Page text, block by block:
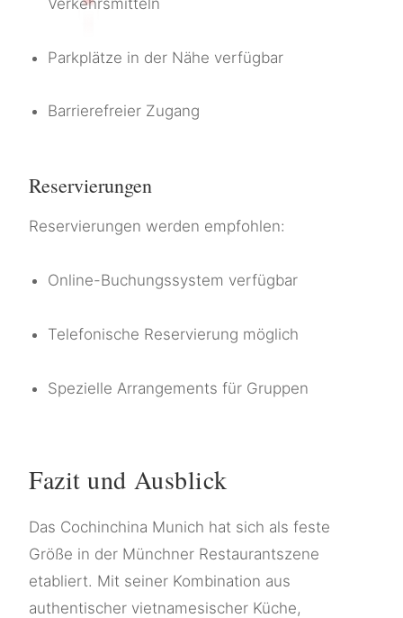
Parkplätze in der Nähe verfügbar
Barrierefreier Zugang
Reservierungen
Reservierungen werden empfohlen:
Online-Buchungssystem verfügbar
Telefonische Reservierung möglich
Spezielle Arrangements für Gruppen
Fazit und Ausblick
Das Cochinchina Munich hat sich als feste
Größe in der Münchner Restaurantszene
etabliert. Mit seiner Kombination aus
authentischer vietnamesischer Küche,